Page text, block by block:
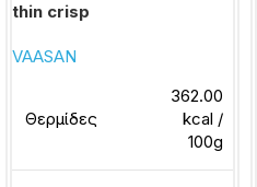
thin crisp
VAASAN
Θερμίδες
362.00
kcal /
100g